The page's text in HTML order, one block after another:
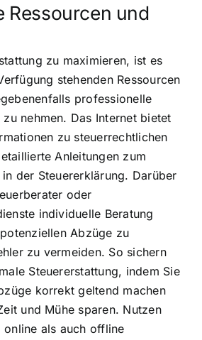
Ressourcen und
zu maximieren, ist es
stehenden Ressourcen
professionelle
nehmen. Das Internet bietet
zu steuerrechtlichen
Anleitungen zum
der Steuererklärung. Darüber
oder
individuelle Beratung
Abzüge zu
zu vermeiden. So sichern
Steuererstattung, indem Sie
korrekt geltend machen
und Mühe sparen. Nutzen
online als auch offline